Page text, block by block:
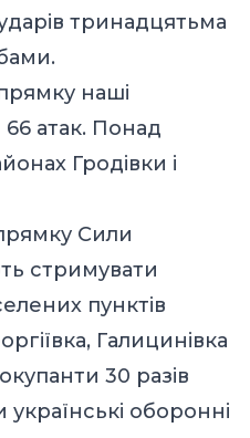
тринадцятьма
наші
атак. Понад
Гродівки і
Сили
стримувати
пунктів
Галицинівка
30 разів
оборонні